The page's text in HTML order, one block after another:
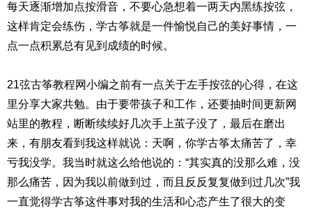
每天逐渐增加点按滑音，不要心急想着一两天内黑练按弦，
这样肯定会练伤，学古筝就是一件愉悦自己的美好事情，一
点一点积累总有见到成绩的时候。
21弦古筝教程网小编之前有一点关于左手按弦的心得，在这
里分享大家共勉。由于要带孩子和工作，还要抽时间更新网
站里的教程，断断续续好几次手上茧子没了，最后在磨出
来，有朋友看到我这样就说：天啊，你学古筝太痛苦了，幸
亏我没学。我当时就这么给他说的：“其实真的没那么难，没
那么痛苦，因为我以前做到过，而且反反复复做到过几次”我
一直觉得学古筝这件事对我的生活和心态产生了很大的变